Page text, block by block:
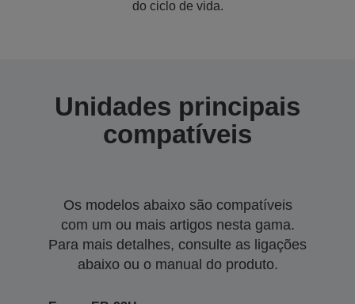
do ciclo de vida.
Unidades principais
compatíveis
Os modelos abaixo são compatíveis
com um ou mais artigos nesta gama.
Para mais detalhes, consulte as ligações
abaixo ou o manual do produto.